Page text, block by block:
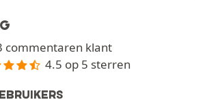
commentaren klant
4.5 op 5 sterren